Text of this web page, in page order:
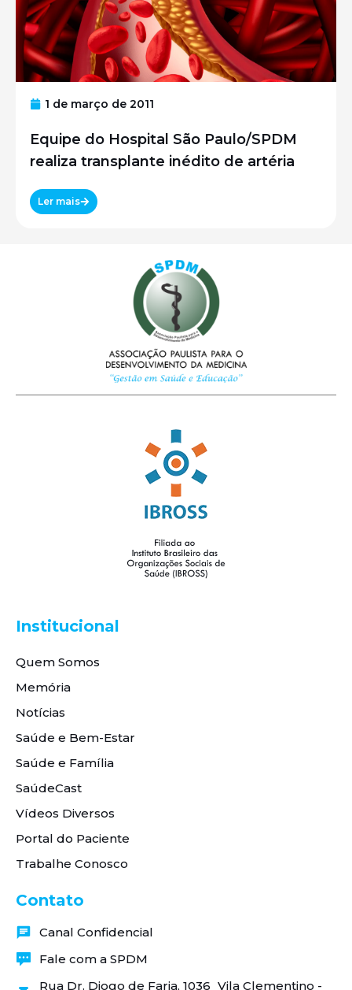
1 de março de 2011
Equipe do Hospital São Paulo/SPDM
realiza transplante inédito de artéria
Ler mais
Institucional
Quem Somos
Memória
Notícias
Saúde e Bem-Estar
Saúde e Família
SaúdeCast
Vídeos Diversos
Portal do Paciente
Trabalhe Conosco
Contato
Canal Confidencial
Fale com a SPDM
Rua Dr. Diogo de Faria, 1036 Vila Clementino -